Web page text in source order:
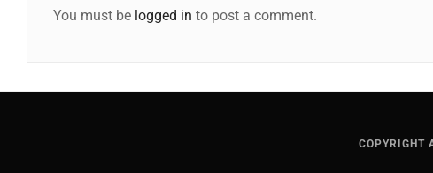
You must be logged in to post a comment.
COPYRIGHT